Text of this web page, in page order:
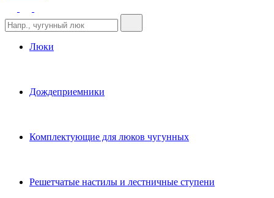
Люки
Дождеприемники
Комплектующие для люков чугунных
Решетчатые настилы и лестничные ступени